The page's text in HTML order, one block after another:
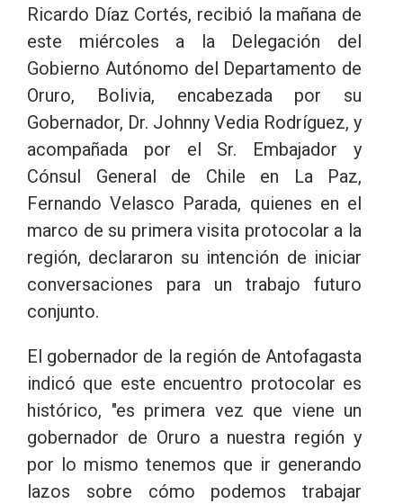
Ricardo Díaz Cortés, recibió la mañana de
este miércoles a la Delegación del
Gobierno Autónomo del Departamento de
Oruro, Bolivia, encabezada por su
Gobernador, Dr. Johnny Vedia Rodríguez, y
acompañada por el Sr. Embajador y
Cónsul General de Chile en La Paz,
Fernando Velasco Parada, quienes en el
marco de su primera visita protocolar a la
región, declararon su intención de iniciar
conversaciones para un trabajo futuro
conjunto.
El gobernador de la región de Antofagasta
indicó que este encuentro protocolar es
histórico, "es primera vez que viene un
gobernador de Oruro a nuestra región y
por lo mismo tenemos que ir generando
lazos sobre cómo podemos trabajar